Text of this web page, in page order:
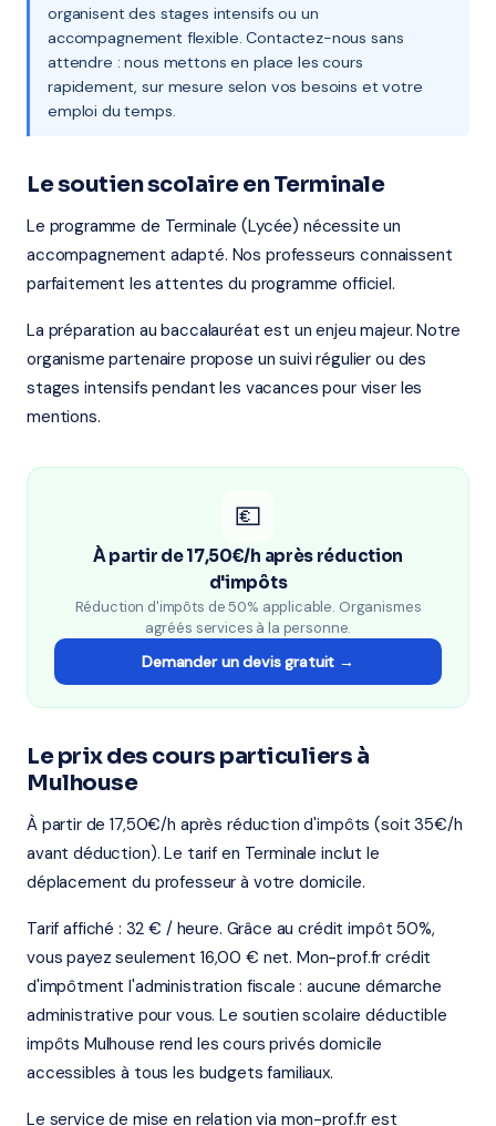
organisent des stages intensifs ou un
accompagnement flexible. Contactez-nous sans
attendre : nous mettons en place les cours
rapidement, sur mesure selon vos besoins et votre
emploi du temps.
Le soutien scolaire en Terminale
Le programme de Terminale (Lycée) nécessite un
accompagnement adapté. Nos professeurs connaissent
parfaitement les attentes du programme officiel.
La préparation au baccalauréat est un enjeu majeur. Notre
organisme partenaire propose un suivi régulier ou des
stages intensifs pendant les vacances pour viser les
mentions.
💶
À partir de 17,50€/h après réduction
d'impôts
Réduction d'impôts de 50% applicable. Organismes
agréés services à la personne.
Demander un devis gratuit →
Le prix des cours particuliers à
Mulhouse
À partir de 17,50€/h après réduction d'impôts (soit 35€/h
avant déduction). Le tarif en Terminale inclut le
déplacement du professeur à votre domicile.
Tarif affiché : 32 € / heure. Grâce au crédit impôt 50%,
vous payez seulement 16,00 € net. Mon-prof.fr crédit
d'impôtment l'administration fiscale : aucune démarche
administrative pour vous. Le soutien scolaire déductible
impôts Mulhouse rend les cours privés domicile
accessibles à tous les budgets familiaux.
Le service de mise en relation via mon-prof.fr est